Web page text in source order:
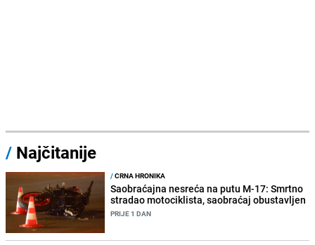
/ Najčitanije
/CRNA HRONIKA
Saobraćajna nesreća na putu M-17: Smrtno
stradao motociklista, saobraćaj obustavljen
PRIJE 1 DAN